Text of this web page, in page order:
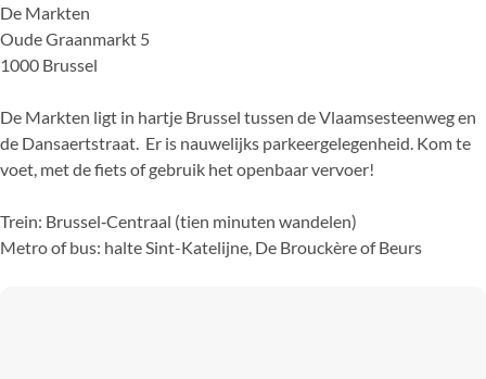
De Markten
Oude Graanmarkt 5
1000 Brussel
De Markten ligt in hartje Brussel tussen de Vlaamsesteenweg en
de Dansaertstraat. Er is nauwelijks parkeergelegenheid. Kom te
voet, met de fiets of gebruik het openbaar vervoer!
Trein: Brussel‐Centraal (tien minuten wandelen)
Metro of bus: halte Sint-Katelijne, De Brouckère of Beurs